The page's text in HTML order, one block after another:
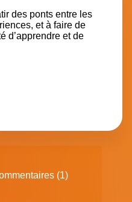
des ponts entre les
et à faire de
d’apprendre et de
(1)